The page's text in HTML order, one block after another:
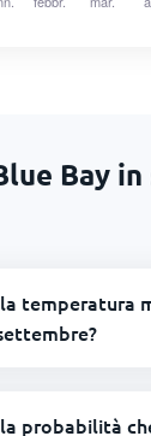
Bay
temperatura
probabilità